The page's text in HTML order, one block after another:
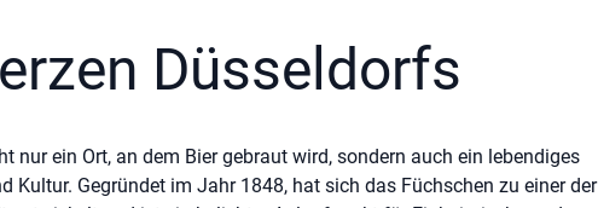
Düsseldorfs
nur ein Ort, an dem Bier gebraut wird, sondern auch ein lebendiges
Kultur. Gegründet im Jahr 1848, hat sich das Füchschen zu einer der